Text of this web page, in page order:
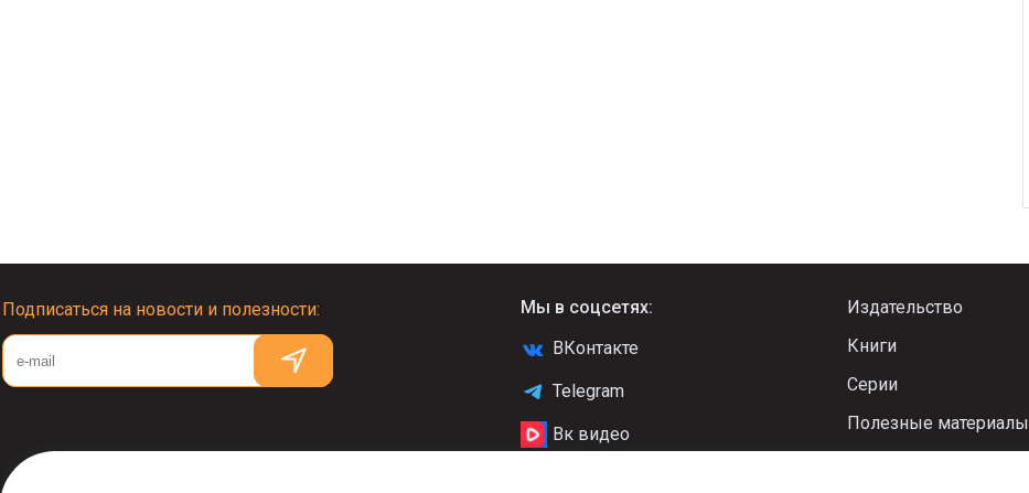
Подписаться на новости и полезности:
Мы в соцсетях:
ВКонтакте
Telegram
Вк видео
Издательство
Книги
Серии
Полезные материалы